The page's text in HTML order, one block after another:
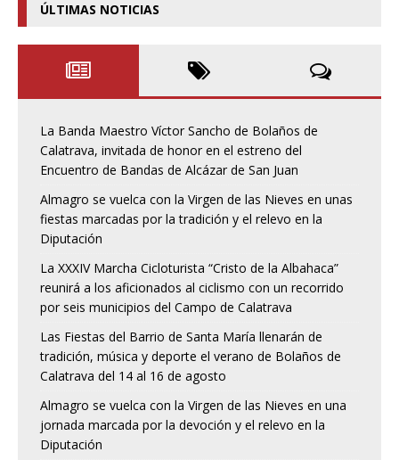
ÚLTIMAS NOTICIAS
La Banda Maestro Víctor Sancho de Bolaños de
Calatrava, invitada de honor en el estreno del
Encuentro de Bandas de Alcázar de San Juan
Almagro se vuelca con la Virgen de las Nieves en unas
fiestas marcadas por la tradición y el relevo en la
Diputación
La XXXIV Marcha Cicloturista “Cristo de la Albahaca”
reunirá a los aficionados al ciclismo con un recorrido
por seis municipios del Campo de Calatrava
Las Fiestas del Barrio de Santa María llenarán de
tradición, música y deporte el verano de Bolaños de
Calatrava del 14 al 16 de agosto
Almagro se vuelca con la Virgen de las Nieves en una
jornada marcada por la devoción y el relevo en la
Diputación